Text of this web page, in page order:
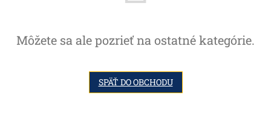
Môžete sa ale pozrieť na ostatné kategórie.
SPÄŤ DO OBCHODU